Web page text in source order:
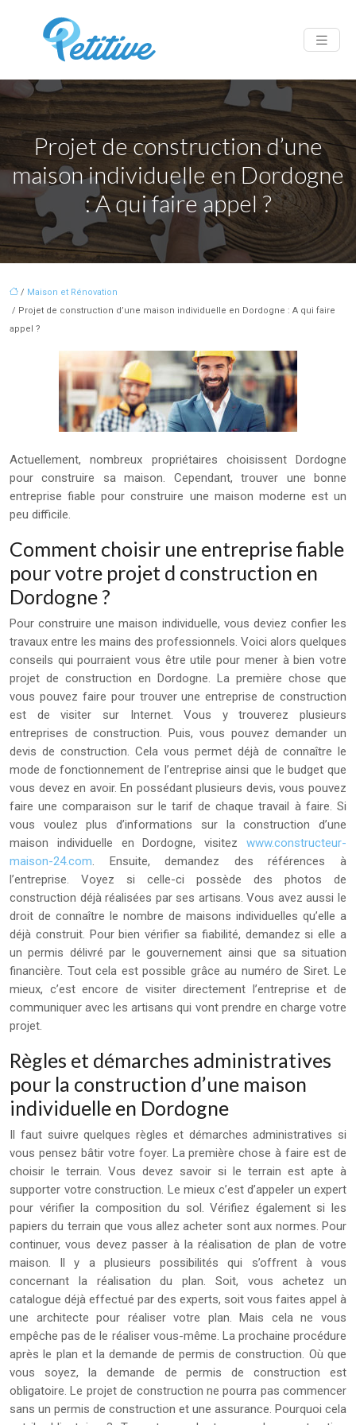
Projet de construction d’une
maison individuelle en Dordogne
: A qui faire appel ?
/ Maison et Rénovation
/ Projet de construction d’une maison individuelle en Dordogne : A qui faire
appel ?
Actuellement, nombreux propriétaires choisissent Dordogne
pour construire sa maison. Cependant, trouver une bonne
entreprise fiable pour construire une maison moderne est un
peu difficile.
Comment choisir une entreprise fiable
pour votre projet d construction en
Dordogne ?
Pour construire une maison individuelle, vous deviez confier les
travaux entre les mains des professionnels. Voici alors quelques
conseils qui pourraient vous être utile pour mener à bien votre
projet de construction en Dordogne. La première chose que
vous pouvez faire pour trouver une entreprise de construction
est de visiter sur Internet. Vous y trouverez plusieurs
entreprises de construction. Puis, vous pouvez demander un
devis de construction. Cela vous permet déjà de connaître le
mode de fonctionnement de l’entreprise ainsi que le budget que
vous devez en avoir. En possédant plusieurs devis, vous pouvez
faire une comparaison sur le tarif de chaque travail à faire. Si
vous voulez plus d’informations sur la construction d’une
maison individuelle en Dordogne, visitez www.constructeur-
maison-24.com. Ensuite, demandez des références à
l’entreprise. Voyez si celle-ci possède des photos de
construction déjà réalisées par ses artisans. Vous avez aussi le
droit de connaître le nombre de maisons individuelles qu’elle a
déjà construit. Pour bien vérifier sa fiabilité, demandez si elle a
un permis délivré par le gouvernement ainsi que sa situation
financière. Tout cela est possible grâce au numéro de Siret. Le
mieux, c’est encore de visiter directement l’entreprise et de
communiquer avec les artisans qui vont prendre en charge votre
projet.
Règles et démarches administratives
pour la construction d’une maison
individuelle en Dordogne
Il faut suivre quelques règles et démarches administratives si
vous pensez bâtir votre foyer. La première chose à faire est de
choisir le terrain. Vous devez savoir si le terrain est apte à
supporter votre construction. Le mieux c’est d’appeler un expert
pour vérifier la composition du sol. Vérifiez également si les
papiers du terrain que vous allez acheter sont aux normes. Pour
continuer, vous devez passer à la réalisation de plan de votre
maison. Il y a plusieurs possibilités qui s’offrent à vous
concernant la réalisation du plan. Soit, vous achetez un
catalogue déjà effectué par des experts, soit vous faites appel à
une architecte pour réaliser votre plan. Mais cela ne vous
empêche pas de le réaliser vous-même. La prochaine procédure
après le plan et la demande de permis de construction. Où que
vous soyez, la demande de permis de construction est
obligatoire. Le projet de construction ne pourra pas commencer
sans un permis de construction et une assurance. Pourquoi cela